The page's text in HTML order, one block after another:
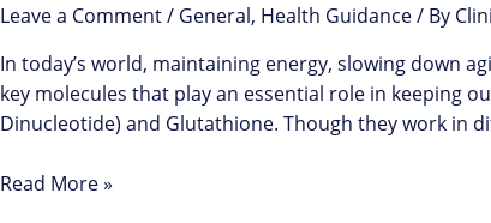
Leave a Comment/ General, Health Guidance/ By
In today’s world, maintaining energy, slowing down
key molecules that play an essential role in keeping
Dinucleotide) and Glutathione. Though they work in
Read More »